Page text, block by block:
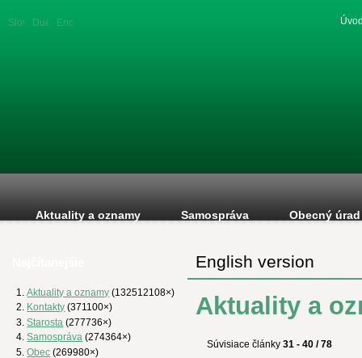
SlovenskáDuetsche
English
Aktuality a oznamy Samospráva Obecný úrad
Aktuality a oznamy (132512108×)
Kontakty (371100×)
Starosta (277736×)
Samospráva (274364×)
Obec (269980×)
English version
Aktuality a
Súvisiace články 31 - 40 / 78